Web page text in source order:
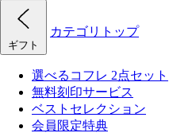
ギフト
カテゴリトップ
選べるコフレ 2点セット
無料刻印サービス
ベストセレクション
会員限定特典